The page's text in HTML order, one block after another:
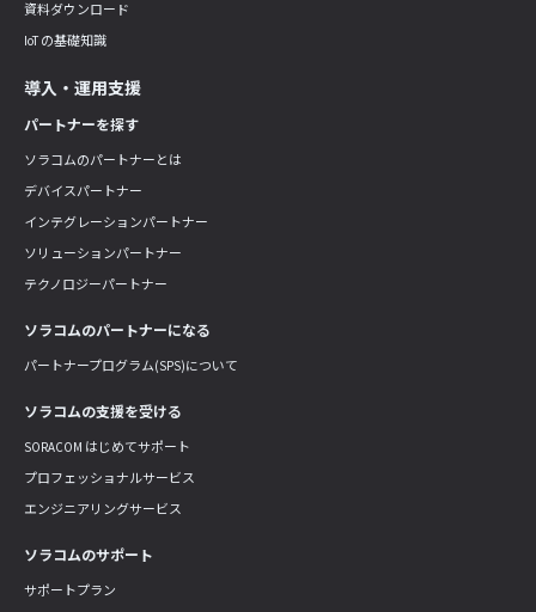
資料ダウンロード
IoT の基礎知識
導入・運用支援
パートナーを探す
ソラコムのパートナーとは
デバイスパートナー
インテグレーションパートナー
ソリューションパートナー
テクノロジーパートナー
ソラコムのパートナーになる
パートナープログラム(SPS)について
ソラコムの支援を受ける
SORACOM はじめてサポート
プロフェッショナルサービス
エンジニアリングサービス
ソラコムのサポート
サポートプラン